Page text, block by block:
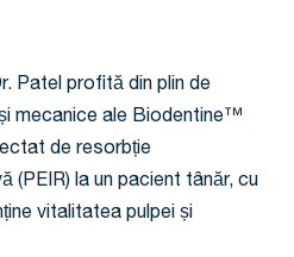
Patel profită din plin de
mecanice ale Biodentine™
de resorbție
(PEIR) la un pacient tânăr, cu
vitalitatea pulpei și